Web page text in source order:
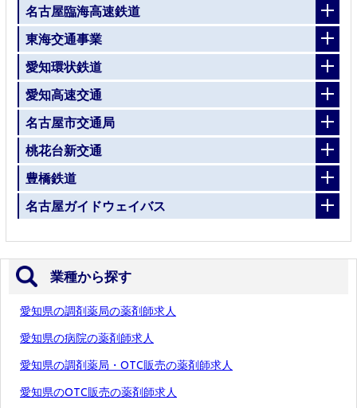
名古屋臨海高速鉄道
東海交通事業
愛知環状鉄道
愛知高速交通
名古屋市交通局
桃花台新交通
豊橋鉄道
名古屋ガイドウェイバス
業種から探す
愛知県の調剤薬局の薬剤師求人
愛知県の病院の薬剤師求人
愛知県の調剤薬局・OTC販売の薬剤師求人
愛知県のOTC販売の薬剤師求人